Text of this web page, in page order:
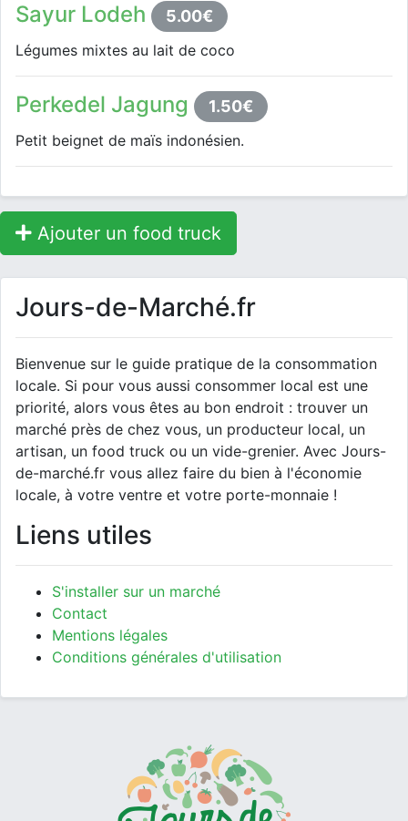
Sayur Lodeh 5.00€
Légumes mixtes au lait de coco
Perkedel Jagung 1.50€
Petit beignet de maïs indonésien.
Ajouter un food truck
Jours-de-Marché.fr
Bienvenue sur le guide pratique de la consommation
locale. Si pour vous aussi consommer local est une
priorité, alors vous êtes au bon endroit : trouver un
marché près de chez vous, un producteur local, un
artisan, un food truck ou un vide-grenier. Avec Jours-
de-marché.fr vous allez faire du bien à l'économie
locale, à votre ventre et votre porte-monnaie !
Liens utiles
S'installer sur un marché
Contact
Mentions légales
Conditions générales d'utilisation